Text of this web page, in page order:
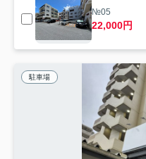
№05
22,000円
駐車場